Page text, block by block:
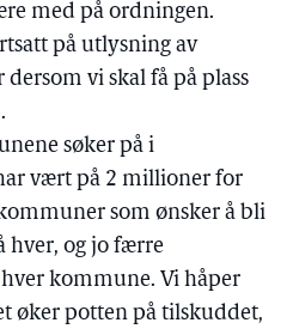
med på ordningen.
på utlysning av
vi skal få på plass
søker på i
vært på 2 millioner for
som ønsker å bli
hver, og jo færre
kommune. Vi håper
øker potten på tilskuddet,